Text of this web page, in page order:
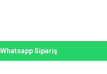
Whatsapp Sipariş